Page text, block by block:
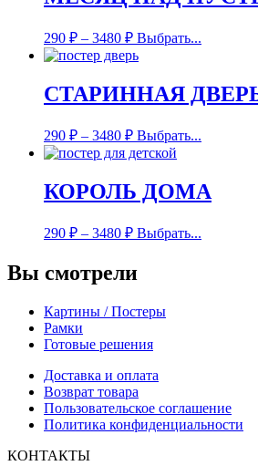
290 ₽ – 3480 ₽ Выбрать...
СТАРИННАЯ
290 ₽ – 3480 ₽ Выбрать...
КОРОЛЬ ДОМА
290 ₽ – 3480 ₽ Выбрать...
Вы смотрели
Картины / Постеры
Рамки
Готовые решения
Доставка и оплата
Возврат товара
Пользовательское соглашение
Политика конфиденциальности
КОНТАКТЫ